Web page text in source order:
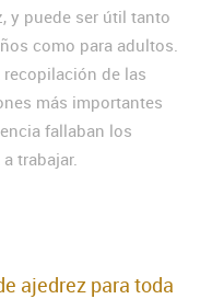
y puede ser útil tanto
como para adultos.
recopilación de las
más importantes
fallaban los
trabajar.
ajedrez para toda